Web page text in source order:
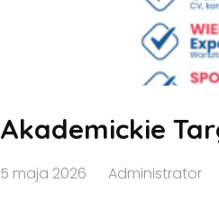
Akademickie
5 maja 2026 Administrator